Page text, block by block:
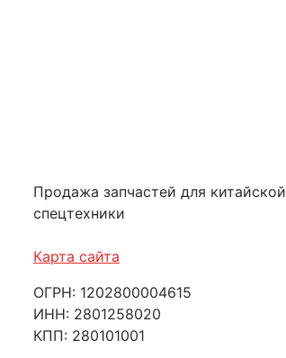
Продажа запчастей для китайской
спецтехники
Карта сайта
ОГРН: 1202800004615
ИНН: 2801258020
КПП: 280101001